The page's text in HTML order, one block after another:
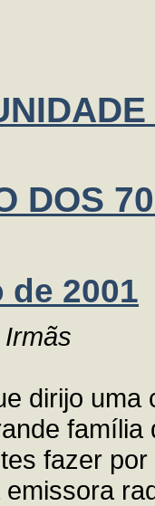
DOS
de 2001
dirijo
fazer